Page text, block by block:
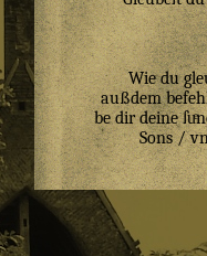
Wie du
außdem
be dir deine
Sons /